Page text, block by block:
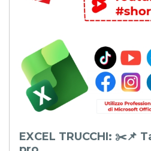
✂️📌 Taglia e incolla da